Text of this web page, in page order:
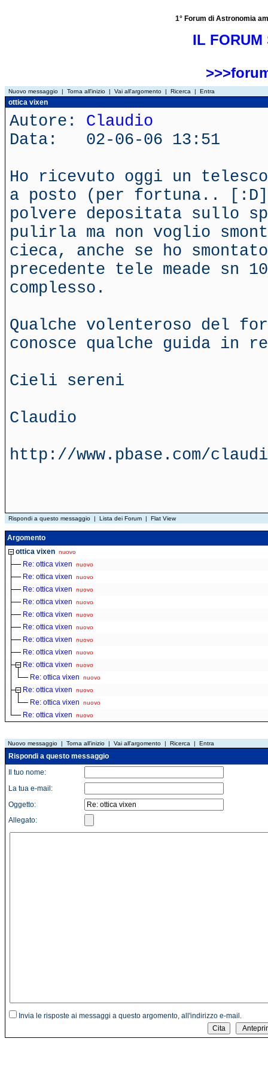
1° Forum di Astronomia
IL FORUM
Nuovo messaggio | Torna all'inizio | Vai all'argomento | Ricerca | Entra
ottica vixen
Autore: Claudio
Data: 02-06-06 13:51
Ho ricevuto oggi un
a posto (per fortuna..
polvere depositata sullo
pulirla ma non voglio
cieca, anche se ho
precedente tele meade sn
complesso.
Qualche volenteroso del
conosce qualche guida in
Cieli sereni
Claudio
http://www.pbase.com/
Rispondi a questo messaggio | Lista dei Forum | Flat View
Argomento
ottica vixen nuovo
Re: ottica vixen nuovo
Re: ottica vixen nuovo
Re: ottica vixen nuovo
Re: ottica vixen nuovo
Re: ottica vixen nuovo
Re: ottica vixen nuovo
Re: ottica vixen nuovo
Re: ottica vixen nuovo
Re: ottica vixen nuovo
Re: ottica vixen nuovo
Re: ottica vixen nuovo
Re: ottica vixen nuovo
Re: ottica vixen nuovo
Nuovo messaggio | Torna all'inizio | Vai all'argomento | Ricerca | Entra
Rispondi a questo messaggio
Il tuo nome:
La tua e-mail:
Oggetto:
Allegato:
Invia le risposte ai messaggi a questo argomento, all'indirizzo e-mail.